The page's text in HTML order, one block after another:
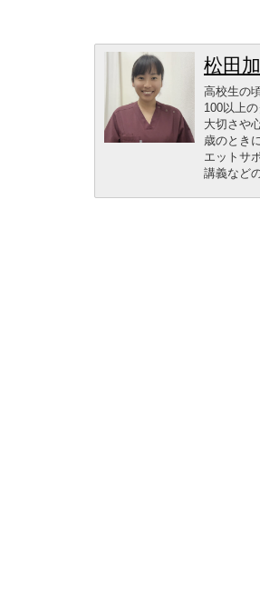
松田
高校生の
100以上
大切さや
歳のとき
エットサ
講義など